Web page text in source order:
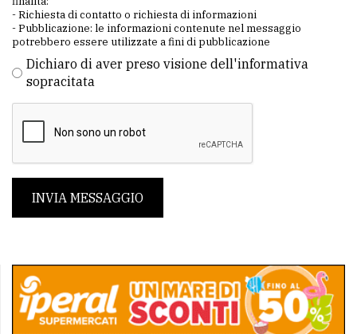
- Richiesta di contatto o richiesta di informazioni
- Pubblicazione: le informazioni contenute nel messaggio
potrebbero essere utilizzate a fini di pubblicazione
Dichiaro di aver preso visione dell'informativa
sopracitata
INVIA MESSAGGIO